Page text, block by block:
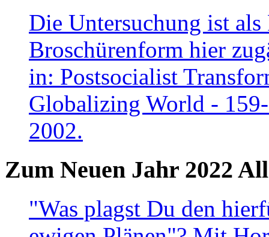
Die Untersuchung ist
Broschürenform hier
in: Postsocialist
Globalizing World -
2002.
Zum Neuen Jahr 2022
"Was plagst Du den